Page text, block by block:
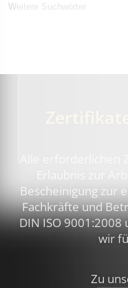
Weitere Suchwörter
Erlaubnis zur
Bescheinigung zur
Fachkräfte und
DIN ISO
wir
Zu